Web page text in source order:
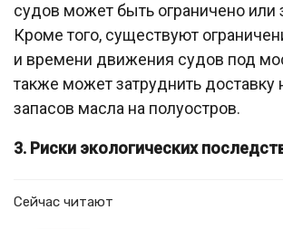
судов может быть ограничено или
Кроме того, существуют
и времени движения судов под
также может затруднить
запасов масла на полуостров.
3. Риски экологических
Сейчас читают